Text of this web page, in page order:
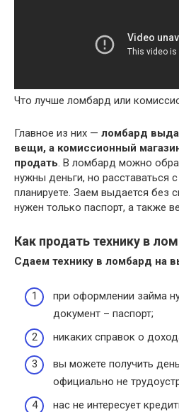
Что лучше ломбард или
Главное из них — ломбард
вещи, а комиссионный
продать. В ломбард можно
нужны деньги, но расставаться
планируете. Заем выдается без
нужен только паспорт, а также
Как продать технику в
Сдаем технику в ломбард на
при оформлении займа
документ – паспорт;
никаких справок о
вы можете получить
официально не
нас не интересует